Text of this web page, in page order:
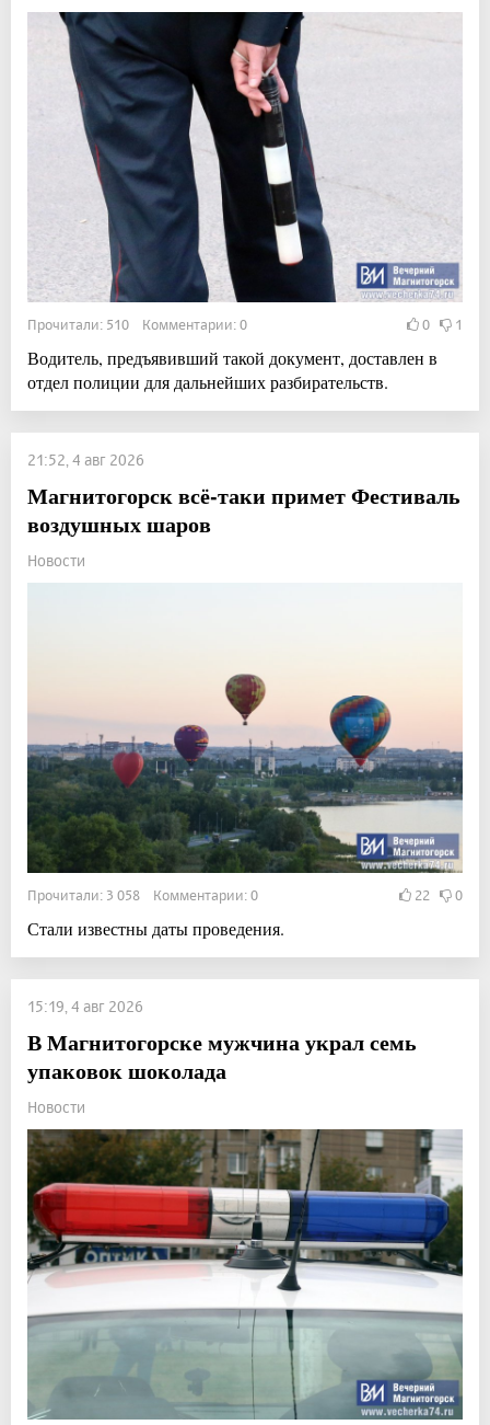
Прочитали: 510 Комментарии: 0 0 1
Водитель, предъявивший такой документ, доставлен в
отдел полиции для дальнейших разбирательств.
21:52, 4 авг 2026
Магнитогорск всё-таки примет Фестиваль
воздушных шаров
Новости
Прочитали: 3 058 Комментарии: 0 22 0
Стали известны даты проведения.
15:19, 4 авг 2026
В Магнитогорске мужчина украл семь
упаковок шоколада
Новости